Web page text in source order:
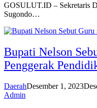
GOSULUT.ID – Sekretaris
Sugondo…
Bupati Nelson
Penggerak
DaerahDesember 1, 2023
Admin